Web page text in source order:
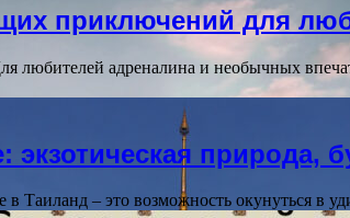
приключений для
любителей адреналина и необычных
экзотическая природа,
Таиланд – это возможность окунуться в